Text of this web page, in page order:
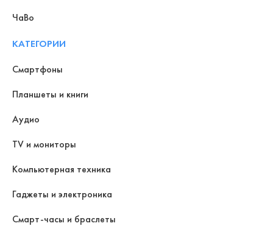
ЧаВо
КАТЕГОРИИ
Смартфоны
Планшеты и книги
Аудио
TV и мониторы
Компьютерная техника
Гаджеты и электроника
Смарт-часы и браслеты